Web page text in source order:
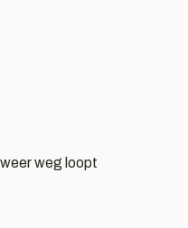
weg loopt